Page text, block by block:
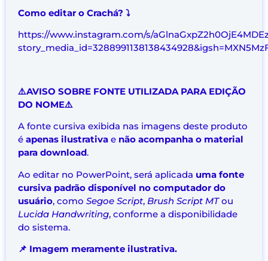
Como editar o Crachá? ⤵️
https://www.instagram.com/s/
⚠️AVISO SOBRE FONTE UTILIZADA PARA EDIÇÃO
DO NOME⚠️
A fonte cursiva exibida nas imagens deste produto
é apenas ilustrativa e não acompanha o material
para download.
Ao editar no PowerPoint, será aplicada uma fonte
cursiva padrão disponível no computador do
usuário, como Segoe Script, Brush Script MTou
Lucida Handwriting, conforme a disponibilidade
do sistema.
📌 Imagem meramente ilustrativa.